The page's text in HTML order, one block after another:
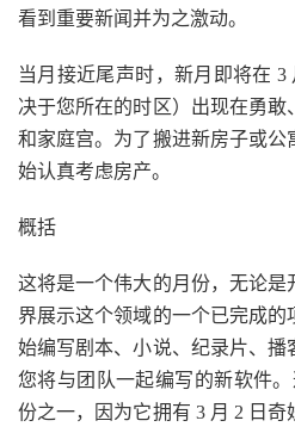
看到重要新闻并为之激动。
当月接近尾声时，新月即将在 3
决于您所在的时区）出现在勇
和家庭宫。为了搬进新房子或
始认真考虑房产。
概括
这将是一个伟大的月份，无论
界展示这个领域的一个已完成
始编写剧本、小说、纪录片、播
您将与团队一起编写的新软件。
份之一，因为它拥有 3 月 2 日